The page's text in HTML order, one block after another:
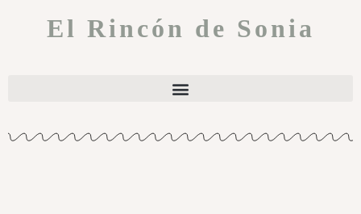
El Rincón de Sonia